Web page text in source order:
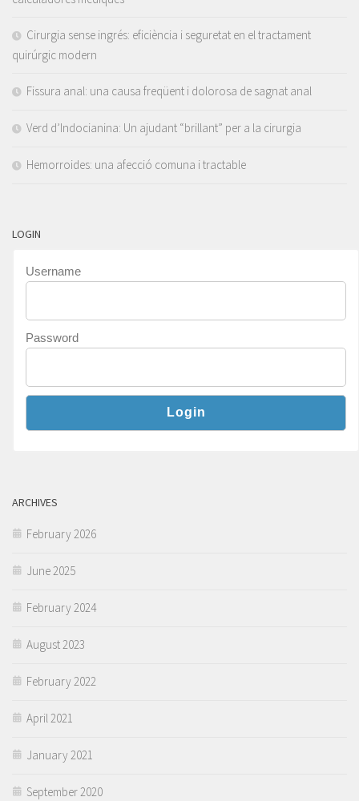
Cirurgia sense ingrés: eficiència i seguretat en el tractament
quirúrgic modern
Fissura anal: una causa freqüent i dolorosa de sagnat anal
Verd d’Indocianina: Un ajudant “brillant” per a la cirurgia
Hemorroides: una afecció comuna i tractable
LOGIN
Username
Password
ARCHIVES
February 2026
June 2025
February 2024
August 2023
February 2022
April 2021
January 2021
September 2020